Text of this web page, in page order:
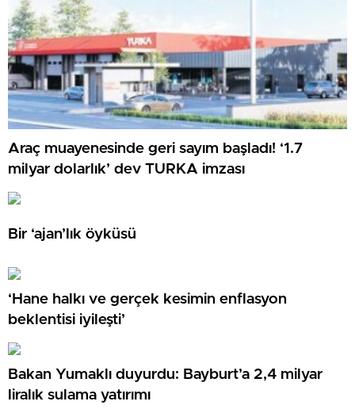
Araç muayenesinde geri sayım başladı! ‘1.7
milyar dolarlık’ dev TURKA imzası
Bir ‘ajan’lık öyküsü
‘Hane halkı ve gerçek kesimin enflasyon
beklentisi iyileşti’
Bakan Yumaklı duyurdu: Bayburt’a 2,4 milyar
liralık sulama yatırımı